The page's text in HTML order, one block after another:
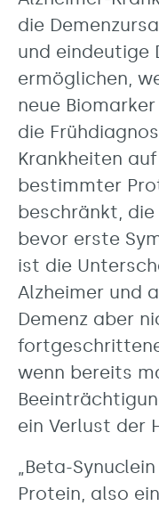
die
und eindeutige
ermöglichen,
neue
die
Krankheiten
bestimmter
beschränkt,
bevor erste
ist die
Alzheimer und
Demenz aber
wenn bereits
ein Verlust der
„Beta-
Protein, also